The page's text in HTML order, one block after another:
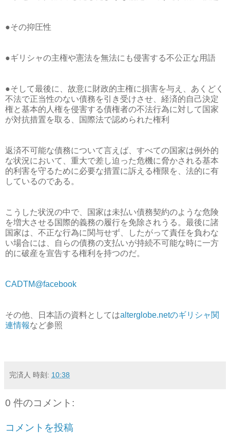
●その抑圧性
●ギリシャの主権や憲法を無法にも侵害する不公正な用語
●そして最後に、故意に財政的主権に損害を与え、あくどく
不法で正当性のない債務を引き受けさせ、経済的自己決定
権と基本的人権を侵害する債権者の不法行為に対して国家
が対抗措置を取る、国際法で認められた権利
返済不可能な債務について言えば、すべての国家は例外的
な状況において、重大で差し迫った危機に脅かされる基本
的利害を守るために必要な措置に訴える権限を、法的に有
しているのである。
こうした状況の中で、国家は未払い債務契約のような危険
を増大させる国際的義務の履行を免除されうる。最後に諸
国家は、不正な行為に関与せず、したがって責任を負わな
い場合には、自らの債務の支払いが持続不可能な時に一方
的に破産を宣告する権利を持つのだ。
CADTM@facebook
その他、日本語の資料としてはalterglobe.netのギリシャ関
連情報など参照
完済人 時刻: 10:38
0 件のコメント:
コメントを投稿